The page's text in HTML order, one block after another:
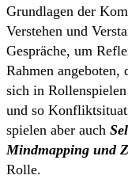
Grundlagen der
Verstehen und
Gespräche, um
Rahmen
sich in
und so
spielen aber auch
Mindmapping und
Rolle.